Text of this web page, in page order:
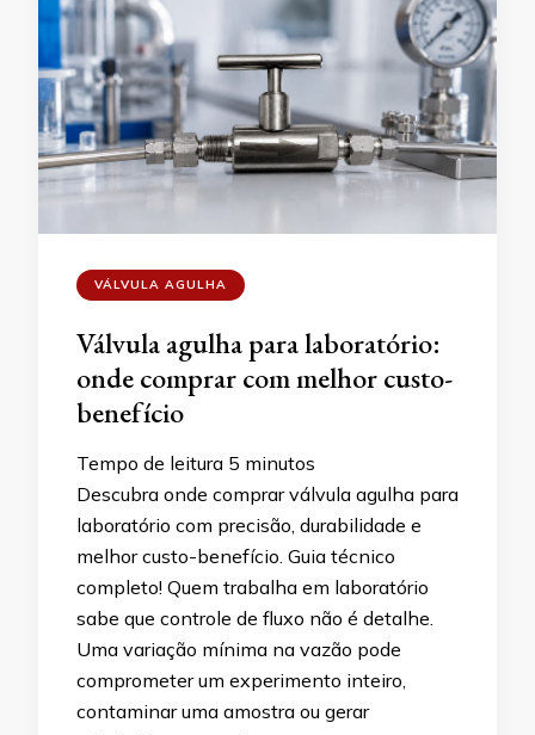
VÁLVULA AGULHA
Válvula agulha para laboratório:
onde comprar com melhor custo-
benefício
Tempo de leitura 5 minutos
Descubra onde comprar válvula agulha para
laboratório com precisão, durabilidade e
melhor custo-benefício. Guia técnico
completo! Quem trabalha em laboratório
sabe que controle de fluxo não é detalhe.
Uma variação mínima na vazão pode
comprometer um experimento inteiro,
contaminar uma amostra ou gerar